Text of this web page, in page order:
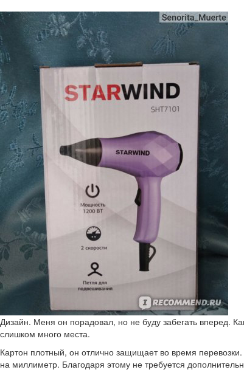
Дизайн. Меня он порадовал, но не буду забегать вперед.
слишком много места.
Картон плотный, он отлично защищает во время
на миллиметр. Благодаря этому не требуется